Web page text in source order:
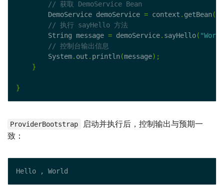
        DemoService demoService
= context . getBean(
        String message
= demoService. sayHello(
        System
. out . println(message);
}
}
ProviderBootstrap
启动并执行后，控制输出与预期一
致：